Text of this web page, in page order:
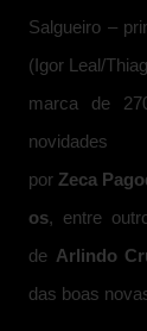
Salgueiro –
(Igor Leal/
marca de
por Zeca
os, entre
de Arlindo
das boas